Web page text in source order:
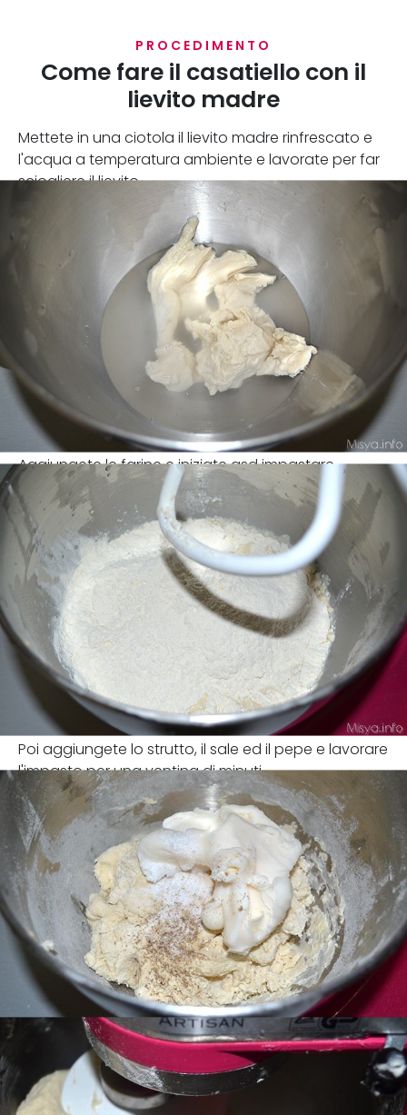
PROCEDIMENTO
Come fare il casatiello con il
lievito madre
Mettete in una ciotola il lievito madre rinfrescato e
l'acqua a temperatura ambiente e lavorate per far
sciogliere il lievito
Aggiungete le farine e iniziate asd impastare
Poi aggiungete lo strutto, il sale ed il pepe e lavorare
l'impasto per una ventina di minuti